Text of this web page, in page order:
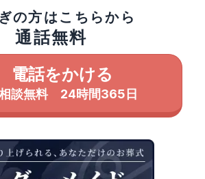
の方はこちらから
通話無料
電話をかける
談無料 24時間365日